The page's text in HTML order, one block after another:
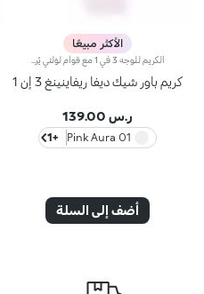
الأكثر مبيعًا
كريم باور شيك ديفا ريفاينينغ 3 إن 1
ر.س 139.00
01 Pink Aura
+1
أضف إلى السلة